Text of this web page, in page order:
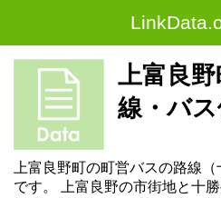
上富良
線・バ
上富良野町の町営バスの路線
です。 上富良野の市街地と十